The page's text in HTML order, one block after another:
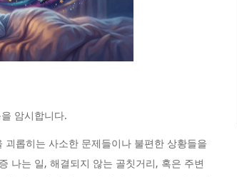
암시합니다.
롭히는 사소한 문제들이나 불편한 상황들을
나는 일, 해결되지 않는 골칫거리, 혹은 주변